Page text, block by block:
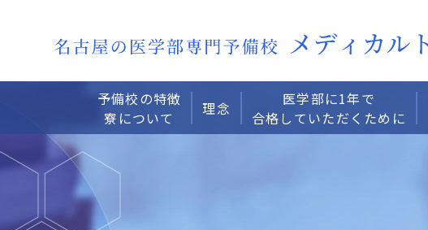
予備校の特徴
寮について
理念
医学部に1年で
合格していただくために